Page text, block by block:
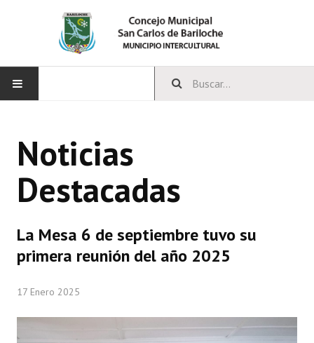
CONCEJO
Bloques Políticos
Comisiones Permanentes
Noticias
Destacadas
La Mesa 6 de septiembre tuvo su
primera reunión del año 2025
17 Enero 2025